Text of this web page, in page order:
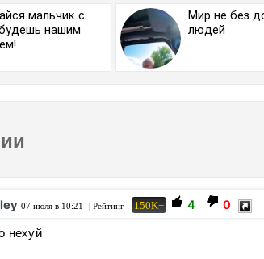
мальчик с
нашим
Мир не без
людей
07 июля в 10:21 | Рейтинг : 150K+ 4 0
нехуй